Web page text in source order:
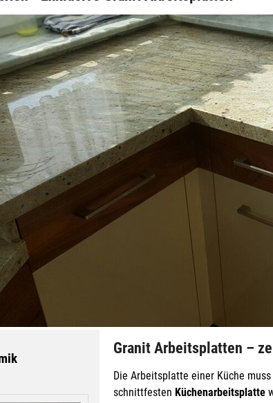
Granit Arbeitsplatten –
Die Arbeitsplatte einer Küche
schnittfesten Küchenarbeitsplatte